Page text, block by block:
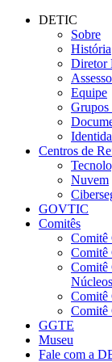
Conteúdo principal
DETIC
Sobre
História
Diretor
Equipe
Grupos
Centros de
Nuvem
GOVTIC
Comitês
Comitê
Comitê
Comitê
Comitê
Comitê
GGTE
Museu
Fale com a